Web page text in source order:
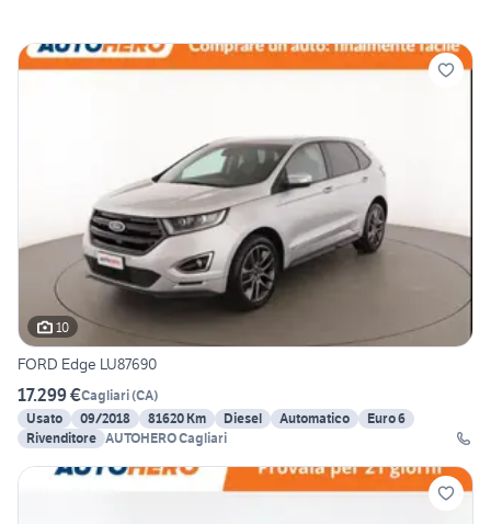
10
FORD Edge LU87690
17.299 €Cagliari(CA)
Usato
09/2018 81620 Km Diesel Automatico
Euro 6
Rivenditore AUTOHERO Cagliari